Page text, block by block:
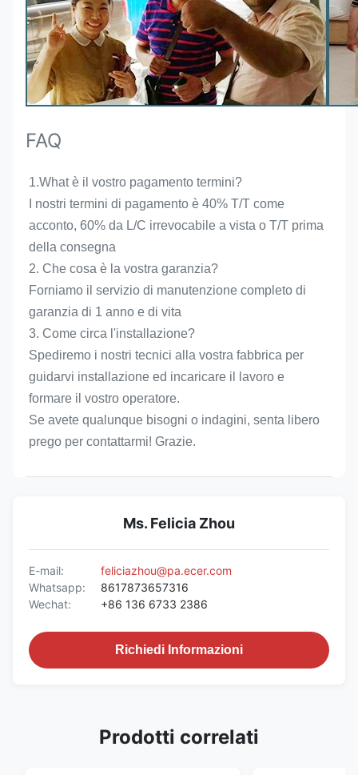
FAQ
1.What è il vostro pagamento termini?
I nostri termini di pagamento è 40% T/T come
acconto, 60% da L/C irrevocabile a vista o T/T prima
della consegna
2. Che cosa è la vostra garanzia?
Forniamo il servizio di manutenzione completo di
garanzia di 1 anno e di vita
3. Come circa l'installazione?
Spediremo i nostri tecnici alla vostra fabbrica per
guidarvi installazione ed incaricare il lavoro e
formare il vostro operatore.
Se avete qualunque bisogni o indagini, senta libero
prego per contattarmi! Grazie.
Ms. Felicia Zhou
E-mail:
feliciazhou@pa.ecer.com
Whatsapp:
8617873657316
Wechat:
+86 136 6733 2386
Richiedi Informazioni
Prodotti correlati